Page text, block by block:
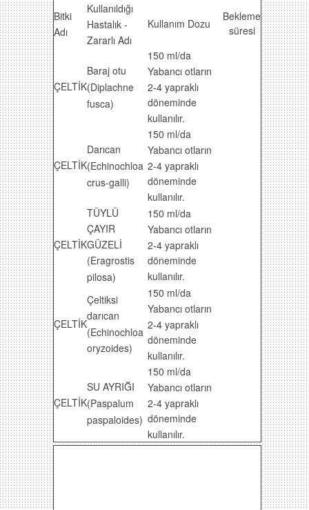
Bitki
Adı
Kullanıldığı
Hastalık -
Zararlı Adı
Kullanım Dozu
Bekleme
süresi
ÇELTİK
Baraj otu
(Diplachne
fusca)
150 ml/da
Yabancı otların
2-4 yapraklı
döneminde
kullanılır.
ÇELTİK
Darıcan
(Echinochloa
crus-galli)
150 ml/da
Yabancı otların
2-4 yapraklı
döneminde
kullanılır.
ÇELTİK
TÜYLÜ
ÇAYIR
GÜZELİ
(Eragrostis
pilosa)
150 ml/da
Yabancı otların
2-4 yapraklı
döneminde
kullanılır.
ÇELTİK
Çeltiksi
darıcan
(Echinochloa
oryzoides)
150 ml/da
Yabancı otların
2-4 yapraklı
döneminde
kullanılır.
ÇELTİK
SU AYRIĞI
(Paspalum
paspaloides)
150 ml/da
Yabancı otların
2-4 yapraklı
döneminde
kullanılır.